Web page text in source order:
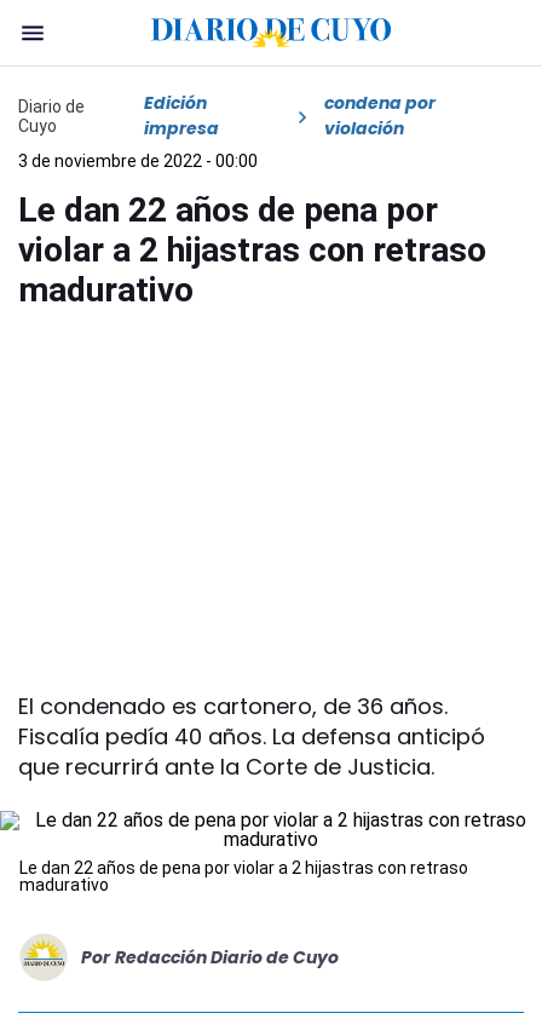
Diario de
Cuyo
Edición
impresa
condena por
violación
3 de noviembre de 2022 - 00:00
Le dan 22 años de pena por
violar a 2 hijastras con retraso
madurativo
El condenado es cartonero, de 36 años.
Fiscalía pedía 40 años. La defensa anticipó
que recurrirá ante la Corte de Justicia.
Le dan 22 años de pena por violar a 2 hijastras con retraso
madurativo
Por Redacción Diario de Cuyo